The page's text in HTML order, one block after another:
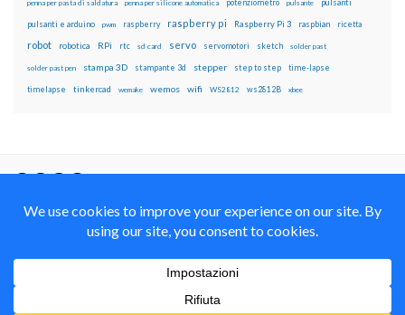
penna per pasta di saldatura penna per silicone automatica potenziometro pulsante pulsanti
pulsanti e arduino pwm raspberry raspberry pi Raspberry Pi 3 raspbian ricetta
robot robotica RPi rtc sd card servo servomotori sketch solder past
solder past pen stampa 3D stampante 3d stepper step to step time-lapse
timelapse tinkercad wemake wemos wifi WS2812 ws2812B xbee
con Licenza
Creative Commons Attribution Non commercial Share
Alike 4.0 International
© 2012-2018 Mauro Alfieri Elettronica Domotica Robotica Arduino Corsi